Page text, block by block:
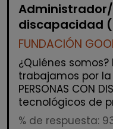
discapacidad
FUNDACIÓN
¿Quiénes
trabajamos por
PERSONAS CON
tecnológicos de
% de respuesta: